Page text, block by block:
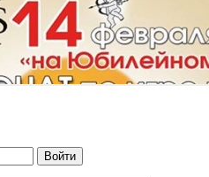
Войти